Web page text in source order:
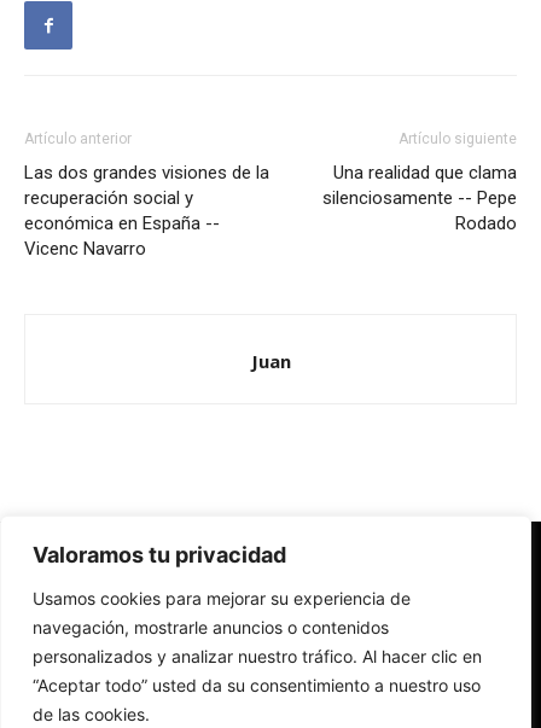
Valoramos tu privacidad
Usamos cookies para mejorar su experiencia de
navegación, mostrarle anuncios o contenidos
personalizados y analizar nuestro tráfico. Al hacer clic en
“Aceptar todo” usted da su consentimiento a nuestro uso
de las cookies.
Artículo anterior
Las dos grandes visiones de la
recuperación social y
económica en España --
Vicenc Navarro
Artículo siguiente
Una realidad que clama
silenciosamente -- Pepe
Rodado
Juan
Redes Cristianas
Una mirada alternativa sobre la Iglesia católica y la sociedad
- Colectivos de Redes Cristianas